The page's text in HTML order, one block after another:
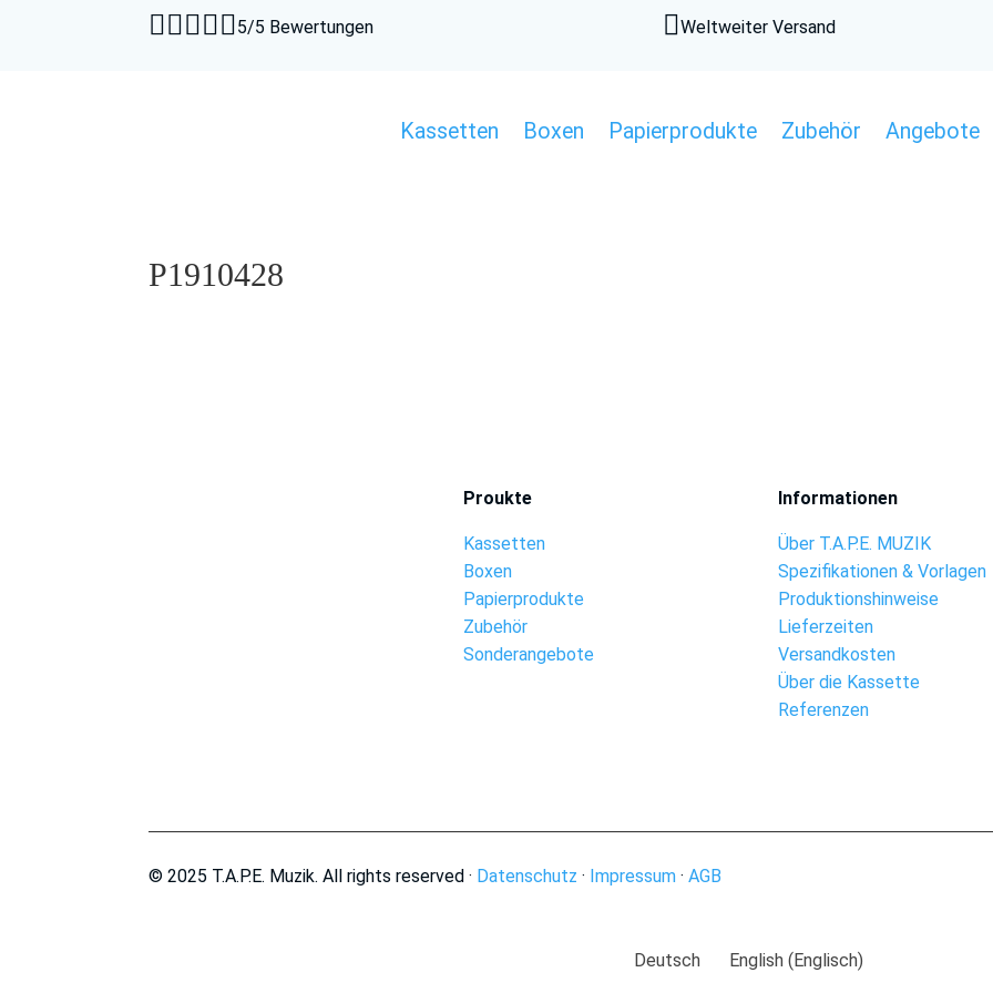
5/5 Bewertungen Weltweiter Versand
Kassetten Boxen Papierprodukte Zubehör Angebote
P1910428
Proukte
Kassetten
Boxen
Papierprodukte
Zubehör
Sonderangebote
Informationen
Über T.A.P.E. MUZIK
Spezifikationen & Vorlagen
Produktionshinweise
Lieferzeiten
Versandkosten
Über die Kassette
Referenzen
© 2025 T.A.P.E. Muzik. All rights reserved · Datenschutz · Impressum ·AGB
Deutsch English(Englisch)